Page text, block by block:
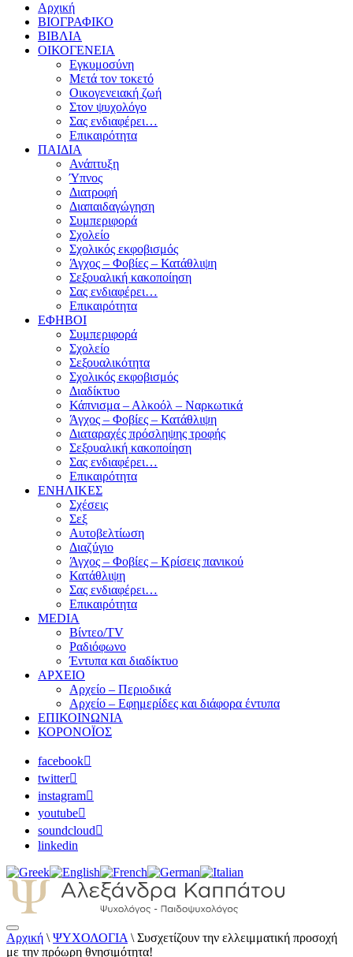
Αρχική
ΒΙΟΓΡΑΦΙΚΟ
ΒΙΒΛΙΑ
ΟΙΚΟΓΕΝΕΙΑ
Εγκυμοσύνη
Μετά τον τοκετό
Οικογενειακή ζωή
Στον ψυχολόγο
Σας ενδιαφέρει…
Επικαιρότητα
ΠΑΙΔΙΑ
Ανάπτυξη
Ύπνος
Διατροφή
Διαπαιδαγώγηση
Συμπεριφορά
Σχολείο
Σχολικός εκφοβισμός
Άγχος – Φοβίες – Κατάθλιψη
Σεξουαλική κακοποίηση
Σας ενδιαφέρει…
Επικαιρότητα
ΕΦΗΒΟΙ
Συμπεριφορά
Σχολείο
Σεξουαλικότητα
Σχολικός εκφοβισμός
Διαδίκτυο
Κάπνισμα – Αλκοόλ – Ναρκωτικά
Άγχος – Φοβίες – Κατάθλιψη
Διαταραχές πρόσληψης τροφής
Σεξουαλική κακοποίηση
Σας ενδιαφέρει…
Επικαιρότητα
ΕΝΗΛΙΚΕΣ
Σχέσεις
Σεξ
Αυτοβελτίωση
Διαζύγιο
Άγχος – Φοβίες – Κρίσεις πανικού
Κατάθλιψη
Σας ενδιαφέρει…
Επικαιρότητα
MEDIA
Βίντεο/TV
Ραδιόφωνο
Έντυπα και διαδίκτυο
ΑΡΧΕΙΟ
Αρχείο – Περιοδικά
Αρχείο – Εφημερίδες και διάφορα έντυπα
ΕΠΙΚΟΙΝΩΝΙΑ
ΚΟΡΟΝΟΪΟΣ
facebook
twitter
instagram
youtube
soundcloud
linkedin
Αλεξάνδρα Καππάτου Ψυχολόγος –
Αρχική \ ΨΥΧΟΛΟΓΙΑ \ Συσχετίζουν την ελλειμματική προσοχή
με την πρόωρη θνησιμότητα!